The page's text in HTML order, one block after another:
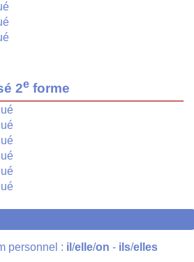
2e forme
personnel : il /elle/on - ils/elles